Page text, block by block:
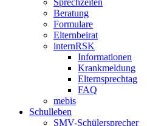
Sprechzeiten
Beratung
Formulare
Elternbeirat
internRSK
Informationen
Krankmeldung
Elternsprechtag
FAQ
mebis
Schulleben
SMV-Schülersprecher